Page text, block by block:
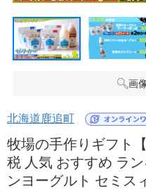
画
北海道鹿追町
牧場の手作りギフト
税 人気 おすすめ ラ
ンヨーグルト セミス